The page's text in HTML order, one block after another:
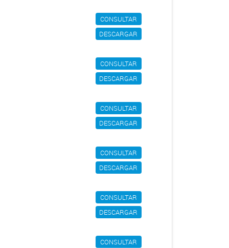
CONSULTAR
DESCARGAR
CONSULTAR
DESCARGAR
CONSULTAR
DESCARGAR
CONSULTAR
DESCARGAR
CONSULTAR
DESCARGAR
CONSULTAR